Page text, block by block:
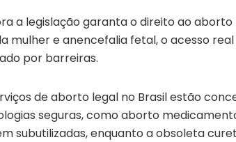
a legislação garanta o direito ao
mulher e anencefalia fetal, o acesso
por barreiras.
de aborto legal no Brasil estão
seguras, como aborto
subutilizadas, enquanto a obsoleta